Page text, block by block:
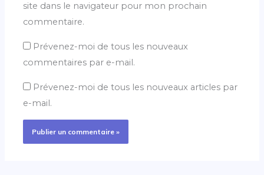
site dans le navigateur pour mon prochain
commentaire.
Prévenez-moi de tous les nouveaux
commentaires par e-mail.
Prévenez-moi de tous les nouveaux articles par
e-mail.